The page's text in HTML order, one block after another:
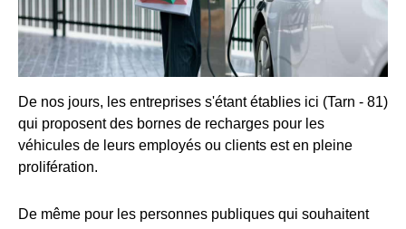
De nos jours, les entreprises s'étant établies ici (Tarn - 81)
qui proposent des bornes de recharges pour les
véhicules de leurs employés ou clients est en pleine
prolifération.
De même pour les personnes publiques qui souhaitent